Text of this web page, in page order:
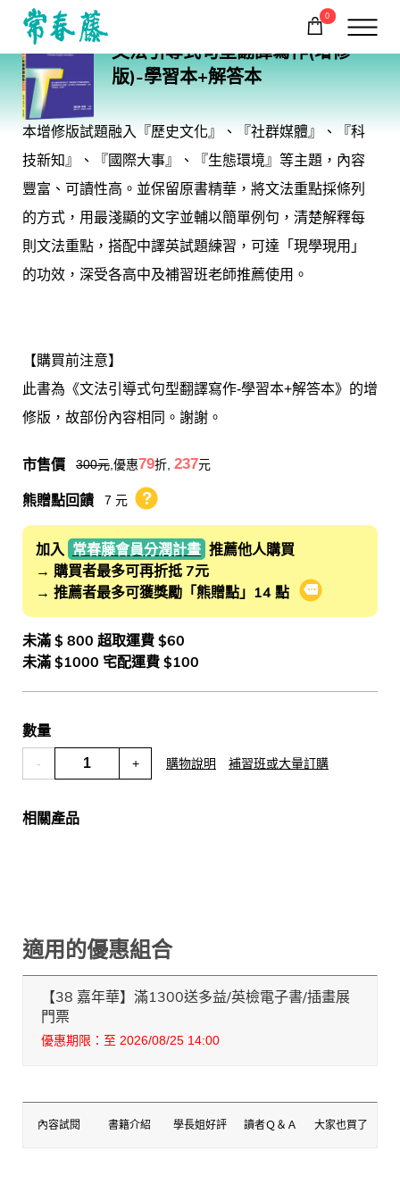
回常春藤首頁
0
購物車
文法引導式句型翻譯寫作(增修
版)-學習本+解答本
本增修版試題融入『歷史文化』、『社群媒體』、『科
技新知』、『國際大事』、『生態環境』等主題，內容
豐富、可讀性高。並保留原書精華，將文法重點採條列
的方式，用最淺顯的文字並輔以簡單例句，清楚解釋每
則文法重點，搭配中譯英試題練習，可達「現學現用」
的功效，深受各高中及補習班老師推薦使用。
【購買前注意】
此書為《文法引導式句型翻譯寫作-學習本+解答本》的增
修版，故部份內容相同。謝謝。
市售價 300元 ,優惠79折, 237元
熊贈點回饋 7 元 熊贈點回饋辦法
加入 常春藤會員分潤計畫 推薦他人購買
→ 購買者最多可再折抵 7元
→ 推薦者最多可獲獎勵「熊贈點」14 點
會員推薦分潤
未滿 $ 800 超取運費 $60
未滿 $1000 宅配運費 $100
數量
- + 購物說明 補習班或大量訂購
相關產品
適用的優惠組合
【38 嘉年華】滿1300送多益/英檢電子書/插畫展
門票
優惠期限：至 2026/08/25 14:00
內容試閱 書籍介紹 學長姐好評 讀者Ｑ＆Ａ 大家也買了